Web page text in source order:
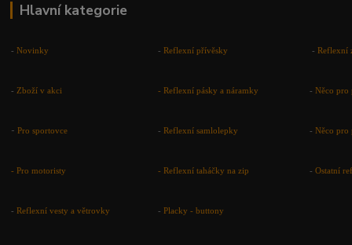
Hlavní kategorie
-Novinky -Reflexní přívěsky -Reflexní
- Zboží v akci -Reflexní pásky a náramky -Něco pro
-Pro sportovce -Reflexní samlolepky -Něco pro
- Pro motoristy -Reflexní taháčky na zip -Ostatní
-Reflexní vesty a větrovky -Placky - buttony